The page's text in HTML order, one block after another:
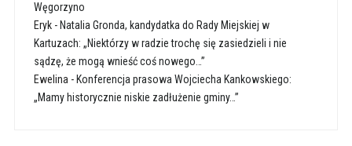
Węgorzyno
Eryk- Natalia Gronda, kandydatka do Rady Miejskiej w
Kartuzach: „Niektórzy w radzie trochę się zasiedzieli i nie
sądzę, że mogą wnieść coś nowego…”
Ewelina - Konferencja prasowa Wojciecha Kankowskiego:
„Mamy historycznie niskie zadłużenie gminy…”